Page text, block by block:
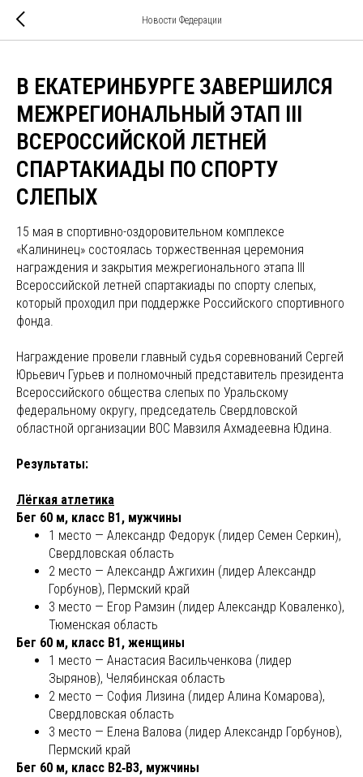
Новости Федерации
В ЕКАТЕРИНБУРГЕ ЗАВЕРШИЛСЯ
МЕЖРЕГИОНАЛЬНЫЙ ЭТАП III
ВСЕРОССИЙСКОЙ ЛЕТНЕЙ
СПАРТАКИАДЫ ПО СПОРТУ
СЛЕПЫХ
15 мая в спортивно-оздоровительном комплексе
«Калининец» состоялась торжественная церемония
награждения и закрытия межрегионального этапа III
Всероссийской летней спартакиады по спорту слепых,
который проходил при поддержке Российского спортивного
фонда.
Награждение провели главный судья соревнований Сергей
Юрьевич Гурьев и полномочный представитель президента
Всероссийского общества слепых по Уральскому
федеральному округу, председатель Свердловской
областной организации ВОС Мавзиля Ахмадеевна Юдина.
Результаты:
Лёгкая атлетика
Бег 60 м, класс В1, мужчины
1 место — Александр Федорук (лидер Семен Серкин),
Свердловская область
2 место — Александр Ажгихин (лидер Александр
Горбунов), Пермский край
3 место — Егор Рамзин (лидер Александр Коваленко),
Тюменская область
Бег 60 м, класс В1, женщины
1 место — Анастасия Васильченкова (лидер
Зырянов), Челябинская область
2 место — София Лизина (лидер Алина Комарова),
Свердловская область
3 место — Елена Валова (лидер Александр Горбунов),
Пермский край
Бег 60 м, класс В2‑В3, мужчины